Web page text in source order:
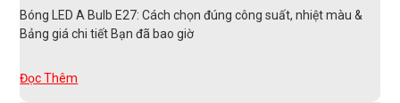
Bóng LED A Bulb E27: Cách chọn đúng công suất, nhiệt màu &
Bảng giá chi tiết Bạn đã bao giờ
Đọc Thêm